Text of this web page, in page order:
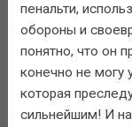
пенальти,
обороны и
понятно, что он
конечно не могу
которая
сильнейшим! И